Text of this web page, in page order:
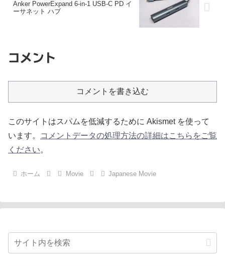
Anker PowerExpand 6-in-1 USB-C PD イ
ーサネット ハブ
コメント
コメントを書き込む
このサイトはスパムを低減するために Akismet を使って
います。
コメントデータの処理方法の詳細はこちらをご覧
ください。
ホーム Movie Japanese Movie